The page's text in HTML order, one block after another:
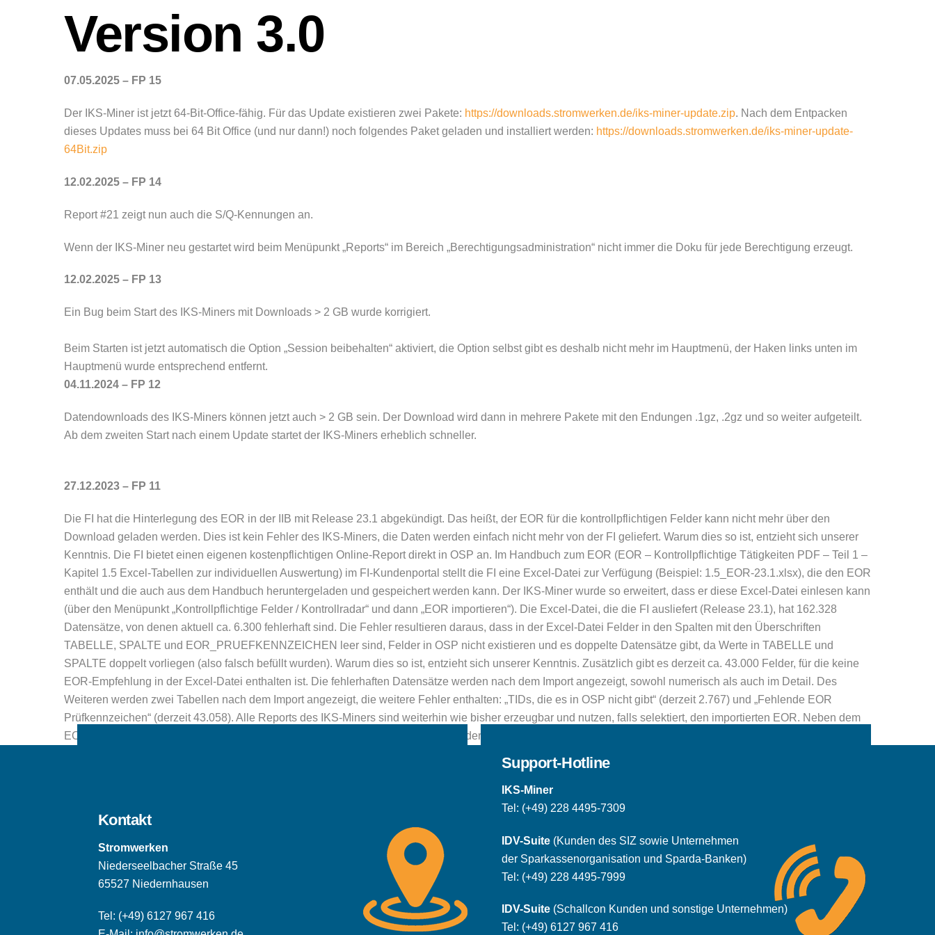
Version 3.0
07.05.2025 – FP 15
Der IKS-Miner ist jetzt 64-Bit-Office-fähig. Für das Update existieren zwei Pakete: https://downloads.stromwerken.de/iks-miner-update.zip. Nach dem Entpacken
dieses Updates muss bei 64 Bit Office (und nur dann!) noch folgendes Paket geladen und installiert werden: https://downloads.stromwerken.de/iks-miner-update-
64Bit.zip
12.02.2025 – FP 14
Report #21 zeigt nun auch die S/Q-Kennungen an.
Wenn der IKS-Miner neu gestartet wird beim Menüpunkt „Reports“ im Bereich „Berechtigungsadministration“ nicht immer die Doku für jede Berechtigung erzeugt.
12.02.2025 – FP 13
Ein Bug beim Start des IKS-Miners mit Downloads > 2 GB wurde korrigiert.
Beim Starten ist jetzt automatisch die Option „Session beibehalten“ aktiviert, die Option selbst gibt es deshalb nicht mehr im Hauptmenü, der Haken links unten im
Hauptmenü wurde entsprechend entfernt.
04.11.2024 – FP 12
Datendownloads des IKS-Miners können jetzt auch > 2 GB sein. Der Download wird dann in mehrere Pakete mit den Endungen .1gz, .2gz und so weiter aufgeteilt.
Ab dem zweiten Start nach einem Update startet der IKS-Miners erheblich schneller.
27.12.2023 – FP 11
Die FI hat die Hinterlegung des EOR in der IIB mit Release 23.1 abgekündigt. Das heißt, der EOR für die kontrollpflichtigen Felder kann nicht mehr über den
Download geladen werden. Dies ist kein Fehler des IKS-Miners, die Daten werden einfach nicht mehr von der FI geliefert. Warum dies so ist, entzieht sich unserer
Kenntnis. Die FI bietet einen eigenen kostenpflichtigen Online-Report direkt in OSP an. Im Handbuch zum EOR (EOR – Kontrollpflichtige Tätigkeiten PDF – Teil 1 –
Kapitel 1.5 Excel-Tabellen zur individuellen Auswertung) im FI-Kundenportal stellt die FI eine Excel-Datei zur Verfügung (Beispiel: 1.5_EOR-23.1.xlsx), die den EOR
enthält und die auch aus dem Handbuch heruntergeladen und gespeichert werden kann. Der IKS-Miner wurde so erweitert, dass er diese Excel-Datei einlesen kann
(über den Menüpunkt „Kontrollpflichtige Felder / Kontrollradar“ und dann „EOR importieren“). Die Excel-Datei, die die FI ausliefert (Release 23.1), hat 162.328
Datensätze, von denen aktuell ca. 6.300 fehlerhaft sind. Die Fehler resultieren daraus, dass in der Excel-Datei Felder in den Spalten mit den Überschriften
TABELLE, SPALTE und EOR_PRUEFKENNZEICHEN leer sind, Felder in OSP nicht existieren und es doppelte Datensätze gibt, da Werte in TABELLE und
SPALTE doppelt vorliegen (also falsch befüllt wurden). Warum dies so ist, entzieht sich unserer Kenntnis. Zusätzlich gibt es derzeit ca. 43.000 Felder, für die keine
EOR-Empfehlung in der Excel-Datei enthalten ist. Die fehlerhaften Datensätze werden nach dem Import angezeigt, sowohl numerisch als auch im Detail. Des
Weiteren werden zwei Tabellen nach dem Import angezeigt, die weitere Fehler enthalten: „TIDs, die es in OSP nicht gibt“ (derzeit 2.767) und „Fehlende EOR
Prüfkennzeichen“ (derzeit 43.058). Alle Reports des IKS-Miners sind weiterhin wie bisher erzeugbar und nutzen, falls selektiert, den importierten EOR. Neben dem
EOR gab es in der Vergangenheit noch den OR: Dieser wird auch nicht mehr von der FI angeliefert, auch nicht als Excel-Datei, und ist vermutlich obsolet.
Kontakt
Stromwerken
Niederseelbacher Straße 45
65527 Niedernhausen
Tel: (+49) 6127 967 416
Support-Hotline
IKS-Miner
Tel: (+49) 228 4495-7309
IDV-Suite (Kunden des SIZ sowie Unternehmen
der Sparkassenorganisation und Sparda-Banken)
Tel: (+49) 228 4495-7999
IDV-Suite (Schallcon Kunden und sonstige Unternehmen)
Tel: (+49) 6127 967 416